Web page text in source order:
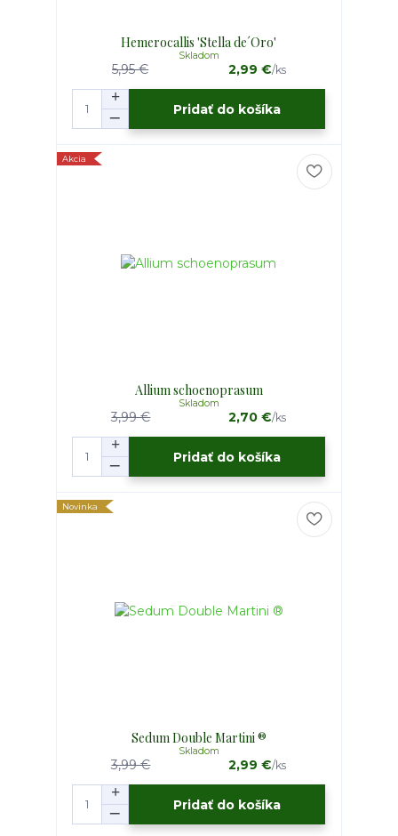
Hemerocallis 'Stella de´Oro'
5,95 € 2,99 €/ks
Skladom
Pridať do košíka
Akcia
Allium schoenoprasum
3,99 € 2,70 €/ks
Skladom
Pridať do košíka
Novinka
Sedum Double Martini ®
3,99 € 2,99 €/ks
Skladom
Pridať do košíka